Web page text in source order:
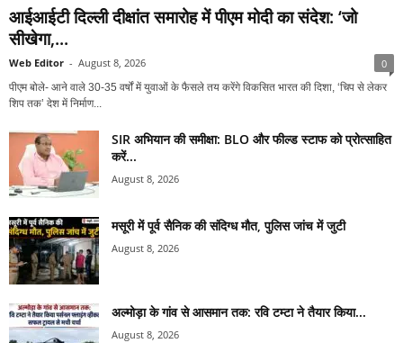
आईआईटी दिल्ली दीक्षांत समारोह में पीएम मोदी का संदेश: ‘जो
सीखेगा,...
Web Editor - August 8, 2026 0
पीएम बोले- आने वाले 30-35 वर्षों में युवाओं के फैसले तय करेंगे विकसित भारत की दिशा, ‘चिप से लेकर
शिप तक’ देश में निर्माण...
SIR अभियान की समीक्षा: BLO और फील्ड स्टाफ को प्रोत्साहित
करें...
August 8, 2026
मसूरी में पूर्व सैनिक की संदिग्ध मौत, पुलिस जांच में जुटी
August 8, 2026
अल्मोड़ा के गांव से आसमान तक: रवि टम्टा ने तैयार किया...
August 8, 2026